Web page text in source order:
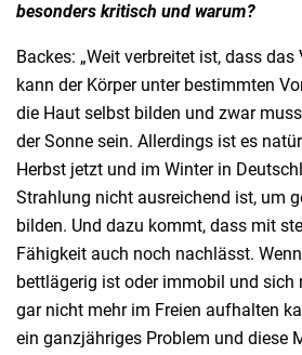
besonders kritisch und warum?
Backes: „Weit verbreitet ist, dass
kann der Körper unter bestimmten
die Haut selbst bilden und zwar
der Sonne sein. Allerdings ist es
Herbst jetzt und im Winter in
Strahlung nicht ausreichend ist, um
bilden. Und dazu kommt, dass mit
Fähigkeit auch noch nachlässt.
bettlägerig ist oder immobil und sich
gar nicht mehr im Freien aufhalten
ein ganzjähriges Problem und diese